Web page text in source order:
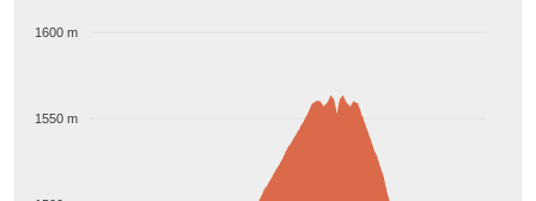
1600 m
1550 m